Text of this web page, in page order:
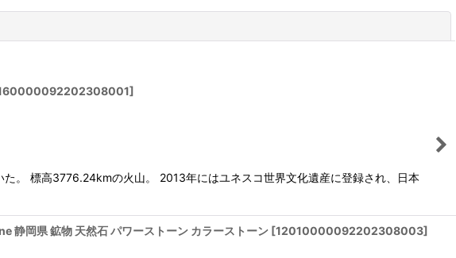
]
。 標高3776.24kmの火山。 2013年にはユネスコ世界文化遺産に登録され、日本
静岡県 鉱物 天然石 パワーストーン カラーストーン [12010000092202308003]